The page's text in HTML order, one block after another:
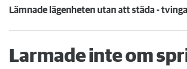
Larmade inte om